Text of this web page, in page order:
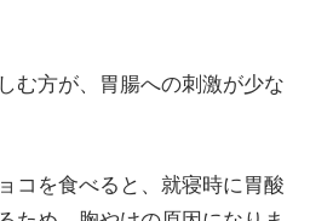
む方が、胃腸への刺激が少な
コを食べると、就寝時に胃酸